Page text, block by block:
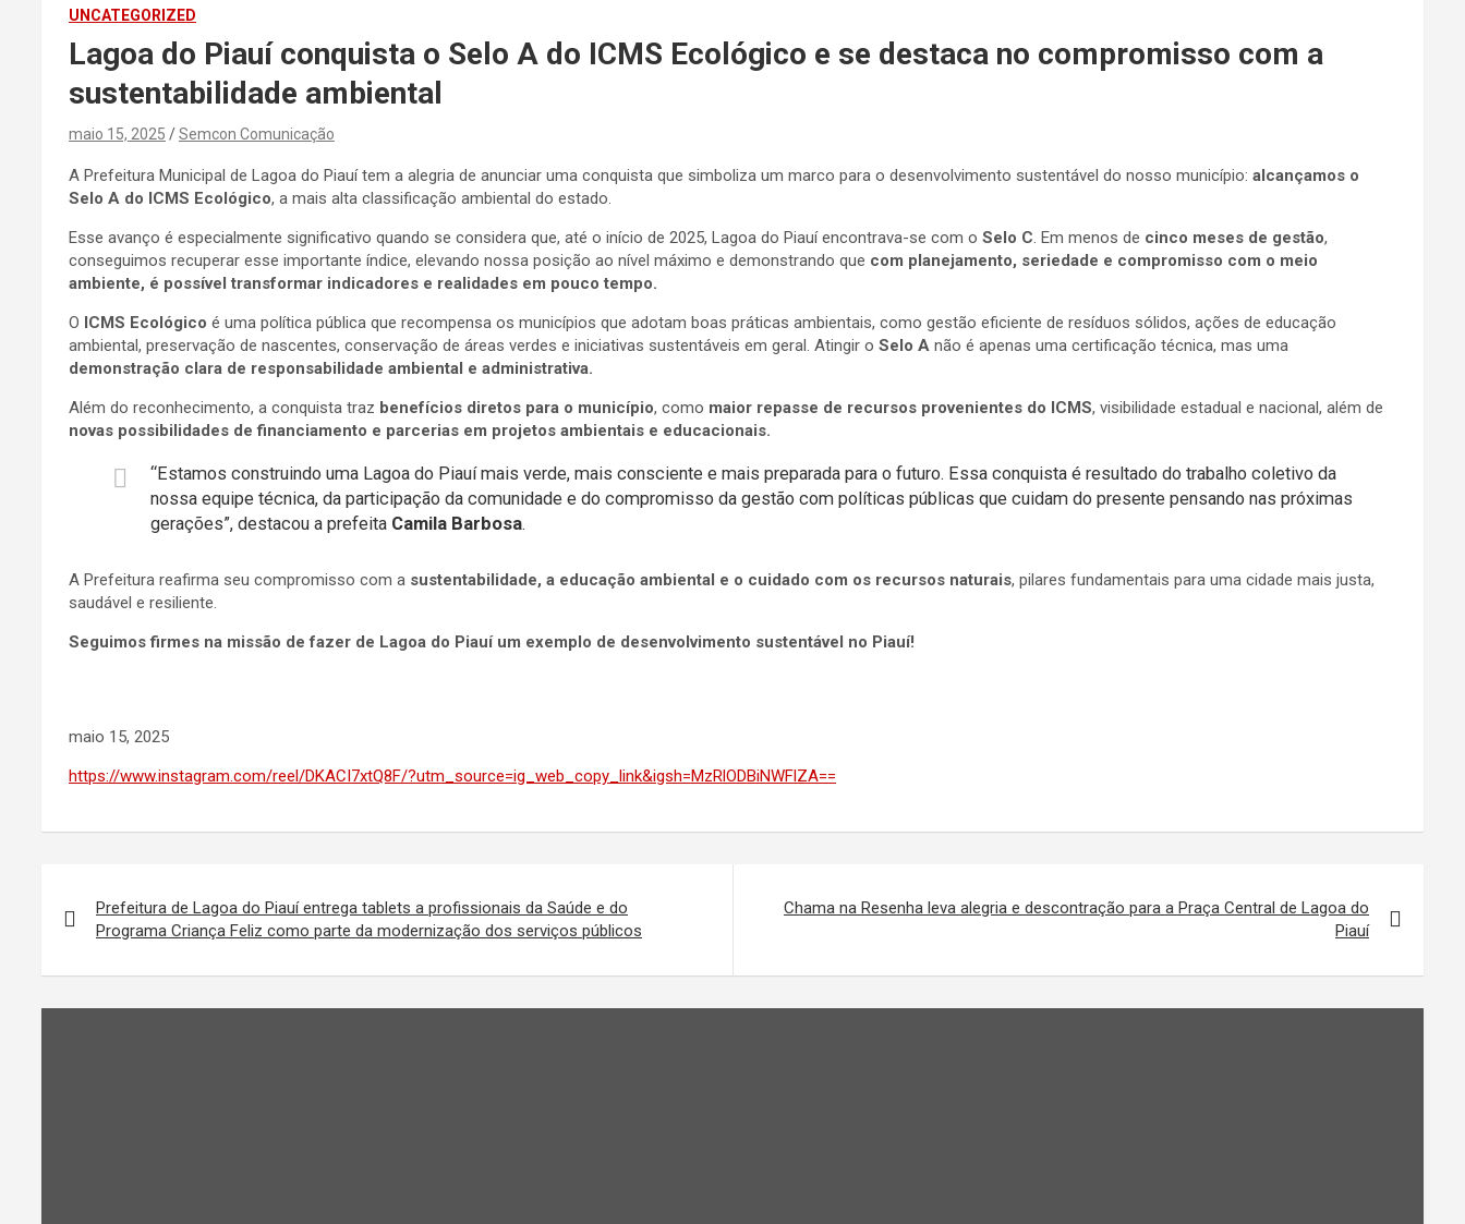
UNCATEGORIZED
Lagoa do Piauí conquista o Selo A do ICMS Ecológico e se destaca no compromisso com a
sustentabilidade ambiental
maio 15, 2025 Semcon Comunicação
A Prefeitura Municipal de Lagoa do Piauí tem a alegria de anunciar uma conquista que simboliza um marco para o desenvolvimento sustentável do nosso município: alcançamos o
Selo A do ICMS Ecológico, a mais alta classificação ambiental do estado.
Esse avanço é especialmente significativo quando se considera que, até o início de 2025, Lagoa do Piauí encontrava-se com o Selo C. Em menos de cinco meses de gestão,
conseguimos recuperar esse importante índice, elevando nossa posição ao nível máximo e demonstrando que com planejamento, seriedade e compromisso com o meio
ambiente, é possível transformar indicadores e realidades em pouco tempo.
O ICMS Ecológico é uma política pública que recompensa os municípios que adotam boas práticas ambientais, como gestão eficiente de resíduos sólidos, ações de educação
ambiental, preservação de nascentes, conservação de áreas verdes e iniciativas sustentáveis em geral. Atingir o Selo A não é apenas uma certificação técnica, mas uma
demonstração clara de responsabilidade ambiental e administrativa.
Além do reconhecimento, a conquista traz benefícios diretos para o município, como maior repasse de recursos provenientes do ICMS, visibilidade estadual e nacional, além de
novas possibilidades de financiamento e parcerias em projetos ambientais e educacionais.
“Estamos construindo uma Lagoa do Piauí mais verde, mais consciente e mais preparada para o futuro. Essa conquista é resultado do trabalho coletivo da
nossa equipe técnica, da participação da comunidade e do compromisso da gestão com políticas públicas que cuidam do presente pensando nas próximas
gerações”, destacou a prefeita Camila Barbosa.
A Prefeitura reafirma seu compromisso com a sustentabilidade, a educação ambiental e o cuidado com os recursos naturais, pilares fundamentais para uma cidade mais justa,
saudável e resiliente.
Seguimos firmes na missão de fazer de Lagoa do Piauí um exemplo de desenvolvimento sustentável no Piauí!
maio 15, 2025
https://www.instagram.com/reel/DKACI7xtQ8F/?utm_source=ig_web_copy_link&igsh=MzRlODBiNWFlZA==
de
Prefeitura de Lagoa do Piauí entrega tablets a profissionais da Saúde e do
Programa Criança Feliz como parte da modernização dos serviços públicos
Chama na Resenha leva alegria e descontração para a Praça Central de Lagoa do
Piauí